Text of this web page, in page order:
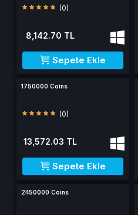
(0)
8,142.70 TL
Sepete Ekle
1750000 Coins
(0)
13,572.03 TL
Sepete Ekle
2450000 Coins